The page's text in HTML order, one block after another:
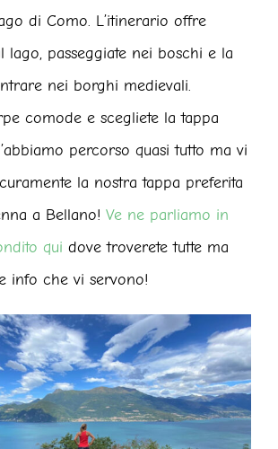
di Como. L’itinerario offre
lago, passeggiate nei boschi e la
nei borghi medievali.
comode e scegliete la tappa
percorso quasi tutto ma vi
la nostra tappa preferita
a Bellano! Ve ne parliamo in
qui dove troverete tutte ma
info che vi servono!